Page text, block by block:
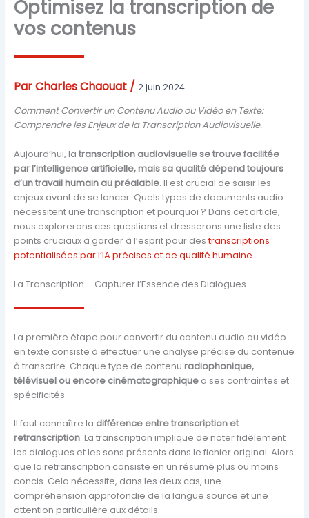
Optimisez la transcription de
vos contenus
ParCharles Chaouat /2 juin 2024
Comment Convertir un Contenu Audio ou Vidéo en Texte:
Comprendre les Enjeux de la Transcription Audiovisuelle.
Aujourd’hui, latranscription audiovisuelle se trouve facilitée
par l’intelligence artificielle, mais sa qualité dépend toujours
d’un travail humain au préalable. Il est crucial de saisir les
enjeux avant de se lancer. Quels types de documents audio
nécessitent une transcription et pourquoi ? Dans cet article,
nous explorerons ces questions et dresserons une liste des
points cruciaux à garder à l’esprit pour destranscriptions
potentialisées par l’IA précises et de qualité humaine.
La Transcription – Capturer l’Essence des Dialogues
La première étape pour convertir du contenu audio ou vidéo
en texte consiste à effectuer une analyse précise du contenue
à transcrire. Chaque type de contenuradiophonique,
télévisuel ou encore cinématographique a ses contraintes et
spécificités.
Il faut connaître la différence entre transcription et
retranscription. La transcription implique de noter fidèlement
les dialogues et les sons présents dans le fichier original. Alors
que la retranscription consiste en un résumé plus ou moins
concis. Cela nécessite, dans les deux cas, une
compréhension approfondie de la langue source et une
attention particulière aux détails.